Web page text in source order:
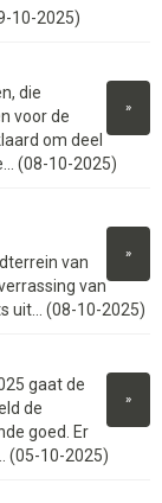
10-2025)
»
die
voor de
om deel
(08-10-2025)
»
van
van
uit... (08-10-2025)
»
gaat de
de
goed. Er
(05-10-2025)